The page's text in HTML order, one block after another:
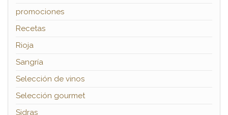
promociones
Recetas
Rioja
Sangría
Selección de vinos
Selección gourmet
Sidras